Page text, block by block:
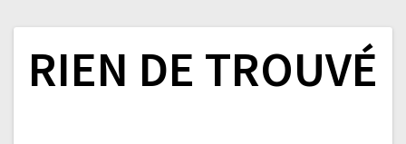
RIEN DE TROUVÉ